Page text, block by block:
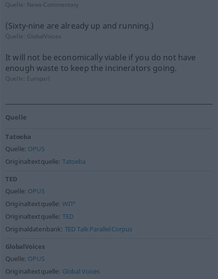
Quelle: News-Commentary
(Sixty-nine are already up and running.)
Quelle: GlobalVoices
It will not be economically viable if you do not have
enough waste to keep the incinerators going.
Quelle: Europarl
Quelle
Tatoeba
Quelle: OPUS
Originaltextquelle: Tatoeba
TED
Quelle: OPUS
Originaltextquelle: WIT³
Originaltextquelle: TED
Originaldatenbank: TED Talk Parallel Corpus
GlobalVoices
Quelle: OPUS
Originaltextquelle: Global Voices